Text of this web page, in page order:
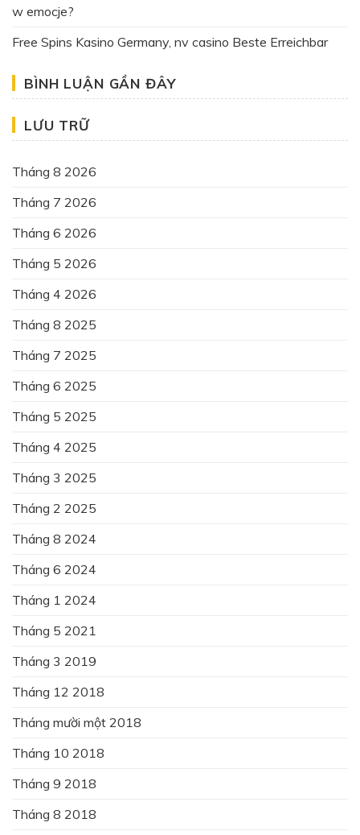
w emocje?
Free Spins Kasino Germany, nv casino Beste Erreichbar
BÌNH LUẬN GẦN ĐÂY
LƯU TRỮ
Tháng 8 2026
Tháng 7 2026
Tháng 6 2026
Tháng 5 2026
Tháng 4 2026
Tháng 8 2025
Tháng 7 2025
Tháng 6 2025
Tháng 5 2025
Tháng 4 2025
Tháng 3 2025
Tháng 2 2025
Tháng 8 2024
Tháng 6 2024
Tháng 1 2024
Tháng 5 2021
Tháng 3 2019
Tháng 12 2018
Tháng mười một 2018
Tháng 10 2018
Tháng 9 2018
Tháng 8 2018